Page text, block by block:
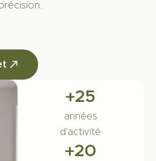
années
d'activité
+25
+20